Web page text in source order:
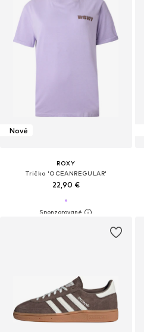
Nové
ROXY
Tričko 'OCEANREGULAR'
22,90 €